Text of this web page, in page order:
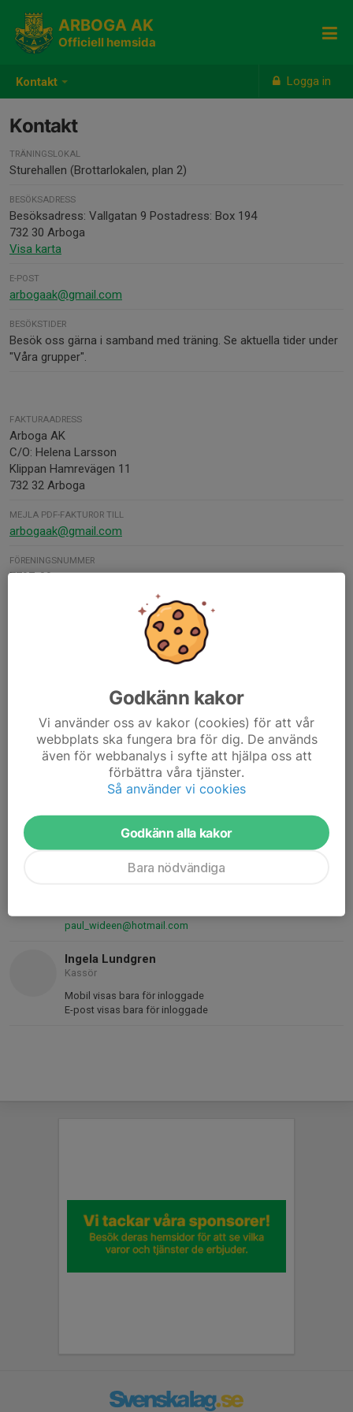
Kontakt Logga in
ARBOGA AK
Officiell hemsida
Kontakt
TRÄNINGSLOKAL
Sturehallen (Brottarlokalen, plan 2)
BESÖKSADRESS
Besöksadress: Vallgatan 9 Postadress: Box 194
732 30 Arboga
Visa karta
E-POST
arbogaak@gmail.com
BESÖKSTIDER
Besök oss gärna i samband med träning. Se aktuella tider under
"Våra grupper".
FAKTURAADRESS
Arboga AK
C/O: Helena Larsson
Klippan Hamrevägen 11
732 32 Arboga
MEJLA PDF-FAKTUROR TILL
arbogaak@gmail.com
FÖRENINGSNUMMER
7797-09
Kontaktpersoner
Helena Larsson
070-662 28 84
helenalarssons@gmail.com
Paul Wideen
paul_wideen@hotmail.com
Ingela Lundgren
Kassör
Mobil visas bara för inloggade
E-post visas bara för inloggade
Godkänn kakor
Vi använder oss av kakor (cookies) för att vår
webbplats ska fungera bra för dig. De används
även för webbanalys i syfte att hjälpa oss att
förbättra våra tjänster.
Så använder vi cookies
Godkänn alla kakor
Bara nödvändiga